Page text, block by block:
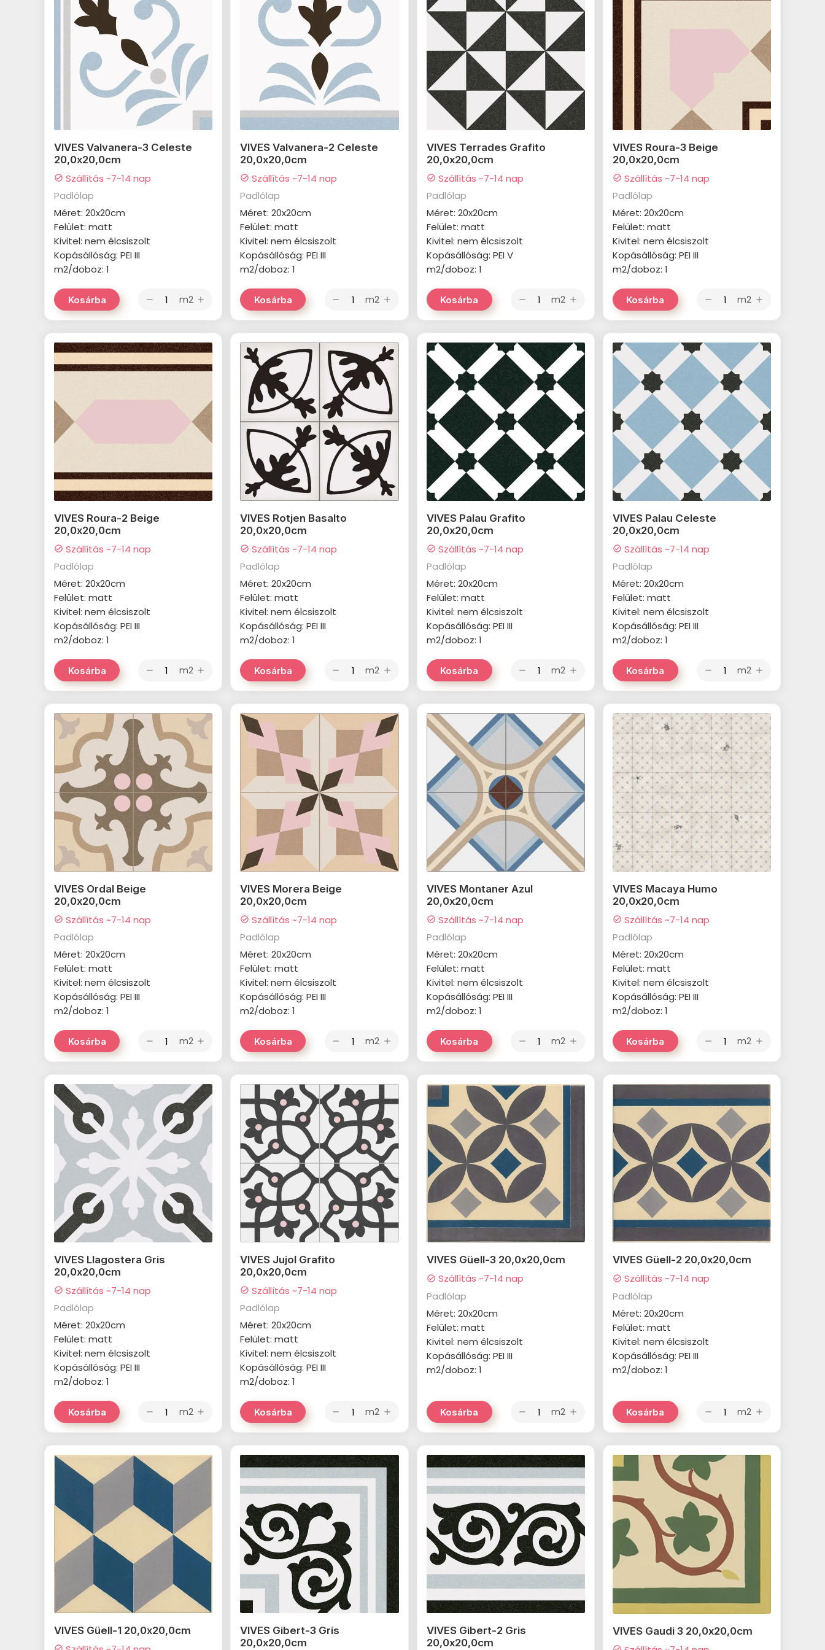
VIVES Valvanera-3 Celeste
20,0x20,0cm
check_circle Szállítás ~7-14 nap
Padlólap
Méret: 20x20cm
Felület: matt
Kivitel: nem élcsiszolt
Kopásállóság: PEI III
m2/doboz: 1
Kosárba remove m2 add
VIVES Valvanera-2 Celeste
20,0x20,0cm
check_circle Szállítás ~7-14 nap
Padlólap
Méret: 20x20cm
Felület: matt
Kivitel: nem élcsiszolt
Kopásállóság: PEI III
m2/doboz: 1
Kosárba remove m2 add
VIVES Terrades Grafito
20,0x20,0cm
check_circle Szállítás ~7-14 nap
Padlólap
Méret: 20x20cm
Felület: matt
Kivitel: nem élcsiszolt
Kopásállóság: PEI V
m2/doboz: 1
Kosárba remove m2 add
VIVES Roura-3 Beige
20,0x20,0cm
check_circle Szállítás ~7-14 nap
Padlólap
Méret: 20x20cm
Felület: matt
Kivitel: nem élcsiszolt
Kopásállóság: PEI III
m2/doboz: 1
Kosárba remove m2 add
VIVES Roura-2 Beige
20,0x20,0cm
check_circle Szállítás ~7-14 nap
Padlólap
Méret: 20x20cm
Felület: matt
Kivitel: nem élcsiszolt
Kopásállóság: PEI III
m2/doboz: 1
Kosárba remove m2 add
VIVES Rotjen Basalto
20,0x20,0cm
check_circle Szállítás ~7-14 nap
Padlólap
Méret: 20x20cm
Felület: matt
Kivitel: nem élcsiszolt
Kopásállóság: PEI III
m2/doboz: 1
Kosárba remove m2 add
VIVES Palau Grafito
20,0x20,0cm
check_circle Szállítás ~7-14 nap
Padlólap
Méret: 20x20cm
Felület: matt
Kivitel: nem élcsiszolt
Kopásállóság: PEI III
m2/doboz: 1
Kosárba remove m2 add
VIVES Palau Celeste
20,0x20,0cm
check_circle Szállítás ~7-14 nap
Padlólap
Méret: 20x20cm
Felület: matt
Kivitel: nem élcsiszolt
Kopásállóság: PEI III
m2/doboz: 1
Kosárba remove m2 add
VIVES Ordal Beige
20,0x20,0cm
check_circle Szállítás ~7-14 nap
Padlólap
Méret: 20x20cm
Felület: matt
Kivitel: nem élcsiszolt
Kopásállóság: PEI III
m2/doboz: 1
Kosárba remove m2 add
VIVES Morera Beige
20,0x20,0cm
check_circle Szállítás ~7-14 nap
Padlólap
Méret: 20x20cm
Felület: matt
Kivitel: nem élcsiszolt
Kopásállóság: PEI III
m2/doboz: 1
Kosárba remove m2 add
VIVES Montaner Azul
20,0x20,0cm
check_circle Szállítás ~7-14 nap
Padlólap
Méret: 20x20cm
Felület: matt
Kivitel: nem élcsiszolt
Kopásállóság: PEI III
m2/doboz: 1
Kosárba remove m2 add
VIVES Macaya Humo
20,0x20,0cm
check_circle Szállítás ~7-14 nap
Padlólap
Méret: 20x20cm
Felület: matt
Kivitel: nem élcsiszolt
Kopásállóság: PEI III
m2/doboz: 1
Kosárba remove m2 add
VIVES Llagostera Gris
20,0x20,0cm
check_circle Szállítás ~7-14 nap
Padlólap
Méret: 20x20cm
Felület: matt
Kivitel: nem élcsiszolt
Kopásállóság: PEI III
m2/doboz: 1
Kosárba remove m2 add
VIVES Jujol Grafito
20,0x20,0cm
check_circle Szállítás ~7-14 nap
Padlólap
Méret: 20x20cm
Felület: matt
Kivitel: nem élcsiszolt
Kopásállóság: PEI III
m2/doboz: 1
Kosárba remove m2 add
VIVES Güell-3 20,0x20,0cm
check_circle Szállítás ~7-14 nap
Padlólap
Méret: 20x20cm
Felület: matt
Kivitel: nem élcsiszolt
Kopásállóság: PEI III
m2/doboz: 1
Kosárba remove m2 add
VIVES Güell-2 20,0x20,0cm
check_circle Szállítás ~7-14 nap
Padlólap
Méret: 20x20cm
Felület: matt
Kivitel: nem élcsiszolt
Kopásállóság: PEI III
m2/doboz: 1
Kosárba remove m2 add
VIVES Güell-1 20,0x20,0cm
VIVES Gibert-3 Gris
20,0x20,0cm
VIVES Gibert-2 Gris
20,0x20,0cm
VIVES Gaudi 3 20,0x20,0cm